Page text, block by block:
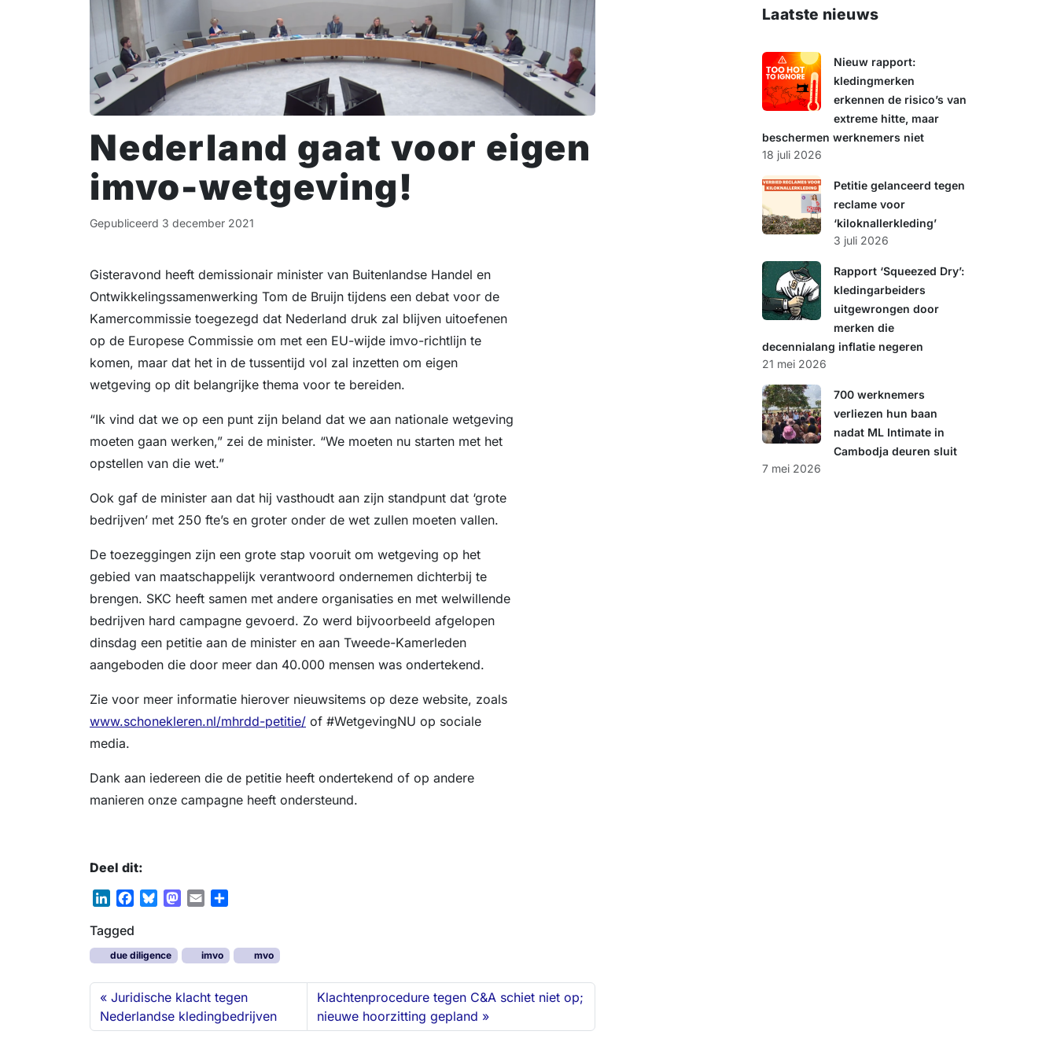
Nederland gaat voor eigen
imvo-wetgeving!
Gepubliceerd 3 december 2021
Gisteravond heeft demissionair minister van Buitenlandse Handel en
Ontwikkelingssamenwerking Tom de Bruijn tijdens een debat voor de
Kamercommissie toegezegd dat Nederland druk zal blijven uitoefenen
op de Europese Commissie om met een EU-wijde imvo-richtlijn te
komen, maar dat het in de tussentijd vol zal inzetten om eigen
wetgeving op dit belangrijke thema voor te bereiden.
“Ik vind dat we op een punt zijn beland dat we aan nationale wetgeving
moeten gaan werken,” zei de minister. “We moeten nu starten met het
opstellen van die wet.”
Ook gaf de minister aan dat hij vasthoudt aan zijn standpunt dat ‘grote
bedrijven’ met 250 fte’s en groter onder de wet zullen moeten vallen.
De toezeggingen zijn een grote stap vooruit om wetgeving op het
gebied van maatschappelijk verantwoord ondernemen dichterbij te
brengen. SKC heeft samen met andere organisaties en met welwillende
bedrijven hard campagne gevoerd. Zo werd bijvoorbeeld afgelopen
dinsdag een petitie aan de minister en aan Tweede-Kamerleden
aangeboden die door meer dan 40.000 mensen was ondertekend.
Zie voor meer informatie hierover nieuwsitems op deze website, zoals
www.schonekleren.nl/mhrdd-petitie/ of #WetgevingNU op sociale
media.
Dank aan iedereen die de petitie heeft ondertekend of op andere
manieren onze campagne heeft ondersteund.
Deel dit:
n
k
e
d
I
n
e
b
o
o
k
e
s
k
y
M
t
o
d
o
n
i
l
e
n
Tagged
due diligence imvo mvo
Juridische klacht tegen
Nederlandse kledingbedrijven
Klachtenprocedure tegen C&A schiet niet op;
nieuwe hoorzitting gepland
k
n
Laatste nieuws
Nieuw rapport:
kledingmerken
erkennen de risico’s van
extreme hitte, maar
beschermen werknemers niet
18 juli 2026
Petitie gelanceerd tegen
reclame voor
‘kiloknallerkleding’
3 juli 2026
Rapport ‘Squeezed Dry’:
kledingarbeiders
uitgewrongen door
merken die
decennialang inflatie negeren
21 mei 2026
700 werknemers
verliezen hun baan
nadat ML Intimate in
Cambodja deuren sluit
7 mei 2026